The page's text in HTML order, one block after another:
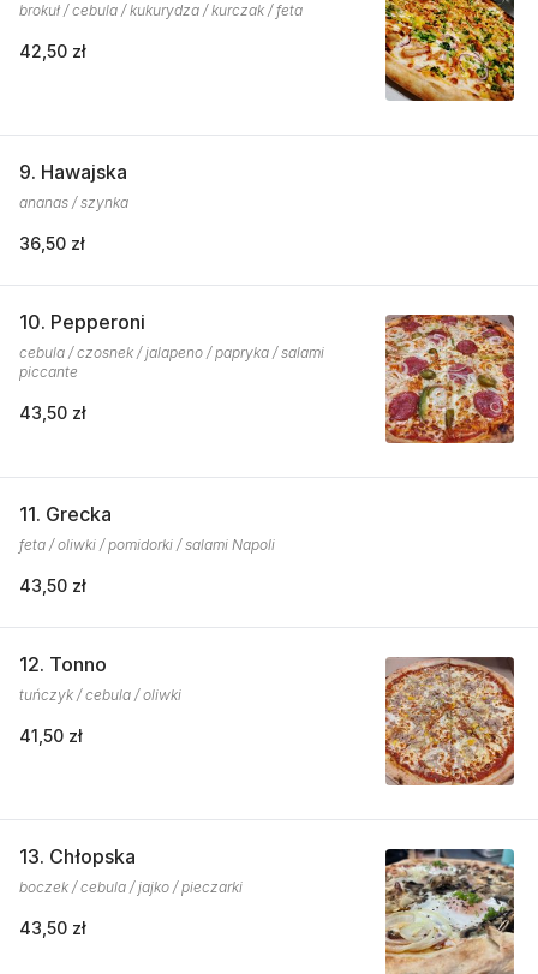
brokuł / cebula / kukurydza / kurczak / feta
42,50 zł
9. Hawajska
ananas / szynka
36,50 zł
10. Pepperoni
cebula / czosnek / jalapeno / papryka / salami
piccante
43,50 zł
11. Grecka
feta / oliwki / pomidorki / salami Napoli
43,50 zł
12. Tonno
tuńczyk / cebula / oliwki
41,50 zł
13. Chłopska
boczek / cebula / jajko / pieczarki
43,50 zł